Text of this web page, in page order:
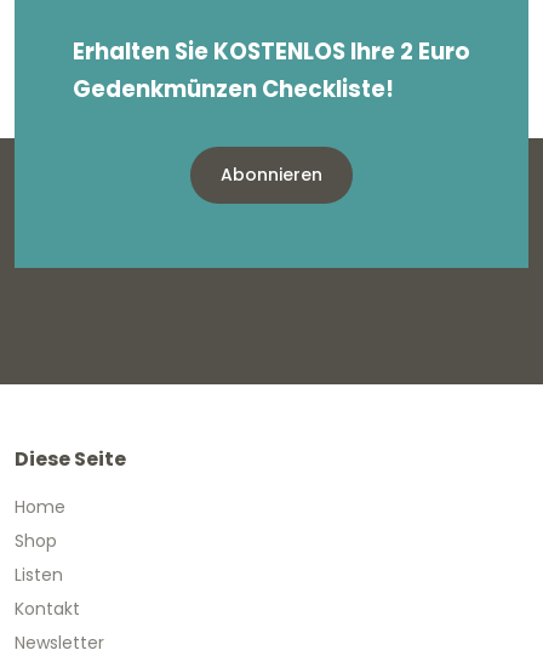
Erhalten Sie KOSTENLOS Ihre 2 Euro
Gedenkmünzen Checkliste!
Abonnieren
Diese Seite
Home
Shop
Listen
Kontakt
Newsletter